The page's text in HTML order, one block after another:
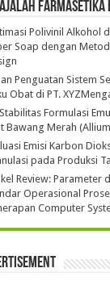
Farmasetika
Polivinil Alkohol
Soap dengan
Penguatan Sistem
Obat di PT.
Formulasi
Bawang Merah
Emisi Karbon
pada Produksi
Review: Parameter
Operasional
Computer